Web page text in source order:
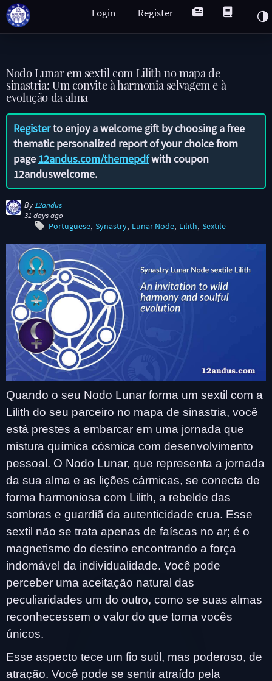
Register
Login
Nodo Lunar em sextil com Lilith no mapa de
sinastria: Um convite à harmonia selvagem e à
evolução da alma
Registerto enjoy a welcome gift by choosing a free
thematic personalized report of your choice from
page 12andus.com/themepdfwith coupon
12anduswelcome.
By 12andus
31 days ago
Portuguese Synastry Lunar Node Lilith Sextile
Quando o seu Nodo Lunar forma um sextil com a
Lilith do seu parceiro no mapa de sinastria, você
está prestes a embarcar em uma jornada que
mistura química cósmica com desenvolvimento
pessoal. O Nodo Lunar, que representa a jornada
da sua alma e as lições cármicas, se conecta de
forma harmoniosa com Lilith, a rebelde das
sombras e guardiã da autenticidade crua. Esse
sextil não se trata apenas de faíscas no ar; é o
magnetismo do destino encontrando a força
indomável da individualidade. Você pode
perceber uma aceitação natural das
peculiaridades um do outro, como se suas almas
reconhecessem o valor do que torna vocês
únicos.
Esse aspecto tece um fio sutil, mas poderoso, de
atração. Você pode se sentir atraído pela